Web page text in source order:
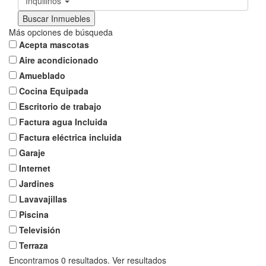
Más opciones de búsqueda
Acepta mascotas
Aire acondicionado
Amueblado
Cocina Equipada
Escritorio de trabajo
Factura agua Incluida
Factura eléctrica incluida
Garaje
Internet
Jardines
Lavavajillas
Piscina
Televisión
Terraza
Encontramos 0 resultados. Ver resultados